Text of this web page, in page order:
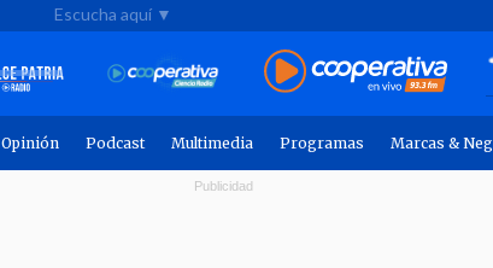
Escucha aquí ▼
Opinión Podcast Multimedia Programas Marcas &